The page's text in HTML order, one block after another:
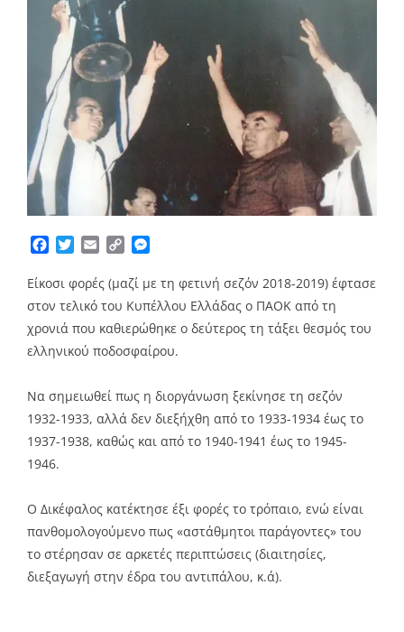
Facebook
TwitterEmailCopy
Είκοσι φορές (μαζί με τη φετινή σεζόν 2018-2019) έφτασε
στον τελικό του Κυπέλλου Ελλάδας ο ΠΑΟΚ από τη
χρονιά που καθιερώθηκε ο δεύτερος τη τάξει θεσμός του
ελληνικού ποδοσφαίρου.
Να σημειωθεί πως η διοργάνωση ξεκίνησε τη σεζόν
1932-1933, αλλά δεν διεξήχθη από το 1933-1934 έως το
1937-1938, καθώς και από το 1940-1941 έως το 1945-
1946.
Ο Δικέφαλος κατέκτησε έξι φορές το τρόπαιο, ενώ είναι
πανθομολογούμενο πως «αστάθμητοι παράγοντες» του
το στέρησαν σε αρκετές περιπτώσεις (διαιτησίες,
διεξαγωγή στην έδρα του αντιπάλου, κ.ά).